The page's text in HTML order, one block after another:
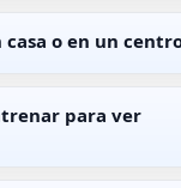
o en un
para ver